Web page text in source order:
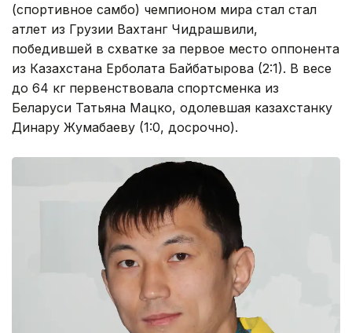
(спортивное самбо) чемпионом мира стал стал
атлет из Грузии Вахтанг Чидрашвили,
победившей в схватке за первое место оппонента
из Казахстана Ерболата Байбатырова (2:1). В весе
до 64 кг первенствовала спортсменка из
Беларуси Татьяна Мацко, одолевшая казахстанку
Динару Жумабаеву (1:0, досрочно).